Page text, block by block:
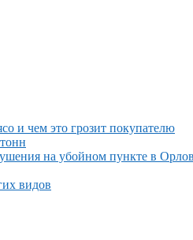
и чем это грозит покупателю
на убойном пункте в
видов